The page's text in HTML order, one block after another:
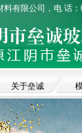
料有限公司，电 话
关于垒诚